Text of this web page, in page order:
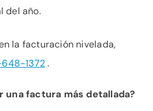
del año.
la facturación nivelada,
1372.
una factura más detallada?